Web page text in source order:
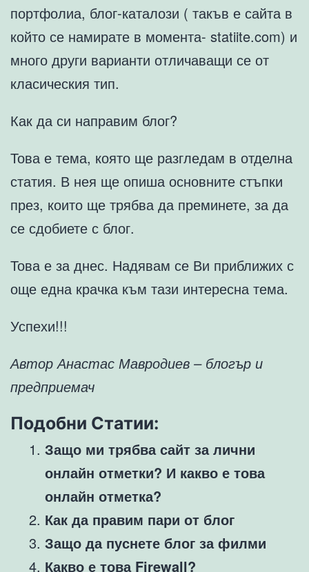
портфолиа, блог-каталози ( такъв е сайта в
който се намирате в момента- statiite.com) и
много други варианти отличаващи се от
класическия тип.
Как да си направим блог?
Това е тема, която ще разгледам в отделна
статия. В нея ще опиша основните стъпки
през, които ще трябва да преминете, за да
се сдобиете с блог.
Това е за днес. Надявам се Ви приближих с
още една крачка към тази интересна тема.
Успехи!!!
Автор Анастас Мавродиев – блогър и
предприемач
Подобни Статии:
Защо ми трябва сайт за лични
онлайн отметки? И какво е това
онлайн отметка?
Как да правим пари от блог
Защо да пуснете блог за филми
Какво е това Firewall?